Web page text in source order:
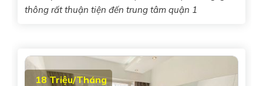
thông rất thuận tiện đến trung tâm quận 1
18 Triệu/Tháng